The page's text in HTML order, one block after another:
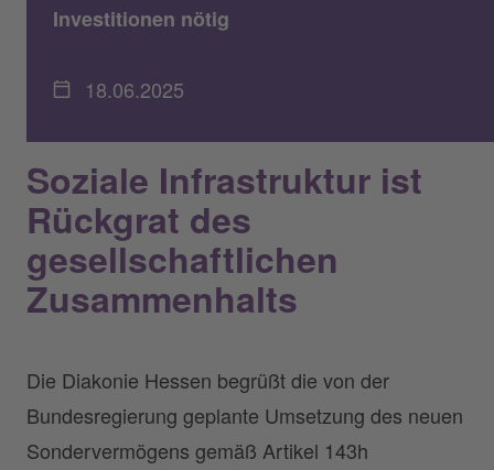
Investitionen nötig
18.06.2025
Soziale Infrastruktur ist
Rückgrat des
gesellschaftlichen
Zusammenhalts
Die Diakonie Hessen begrüßt die von der
Bundesregierung geplante Umsetzung des neuen
Sondervermögens gemäß Artikel 143h